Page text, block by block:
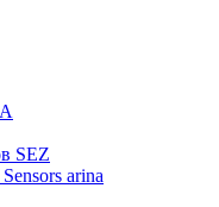
SEZ
arina